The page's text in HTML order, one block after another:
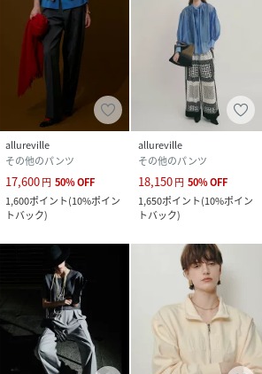
allureville
その他のパンツ
17,600円 50%OFF
1,600ポイント(10%ポイン
トバック)
allureville
その他のパンツ
18,150円 50%OFF
1,650ポイント(10%ポイン
トバック)